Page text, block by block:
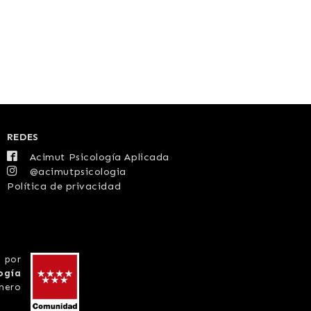
REDES
Acimut Psicología Aplicada
@acimutpsicologia
Política de privacidad
por